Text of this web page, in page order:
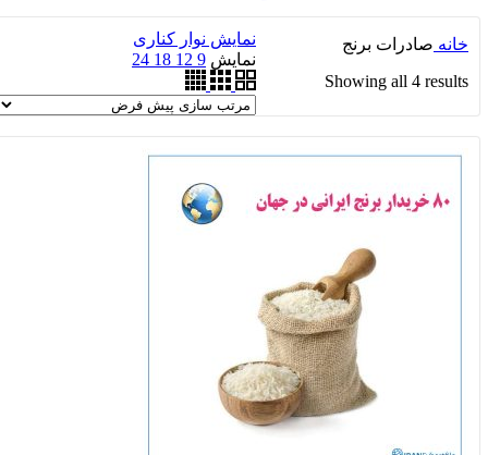
خانه صادرات برنج
Showing all 4 results
نمایش نوار کناری
نمایش 9
12
18
24